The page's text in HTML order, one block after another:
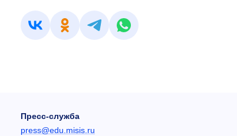
Пресс-служба
press@edu.misis.ru